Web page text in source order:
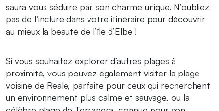
saura vous séduire par son charme unique. N’oubliez
pas de l’inclure dans votre itinéraire pour découvrir
au mieux la beauté de l’île d’Elbe !
Si vous souhaitez explorer d’autres plages à
proximité, vous pouvez également visiter la plage
voisine de Reale, parfaite pour ceux qui recherchent
un environnement plus calme et sauvage, ou la